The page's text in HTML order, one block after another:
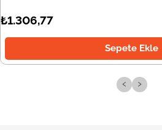
₺1.306,77
Sepete Ekle
‹ ›